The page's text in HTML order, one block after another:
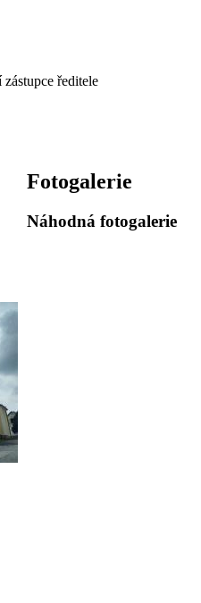
ředitele
Fotogalerie
Náhodná fotogalerie